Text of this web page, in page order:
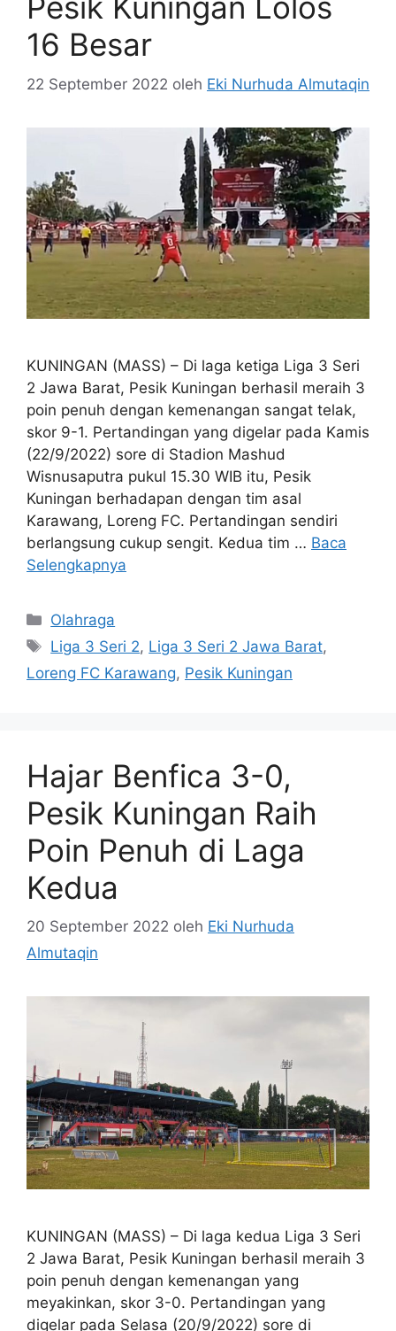
16 Besar
22 September 2022 oleh Eki Nurhuda Almutaqin
KUNINGAN (MASS) – Di laga ketiga Liga 3 Seri
2 Jawa Barat, Pesik Kuningan berhasil meraih 3
poin penuh dengan kemenangan sangat telak,
skor 9-1. Pertandingan yang digelar pada Kamis
(22/9/2022) sore di Stadion Mashud
Wisnusaputra pukul 15.30 WIB itu, Pesik
Kuningan berhadapan dengan tim asal
Karawang, Loreng FC. Pertandingan sendiri
berlangsung cukup sengit. Kedua tim … Baca
Selengkapnya
Kategori
Olahraga
Tag
Liga 3 Seri 2, Liga 3 Seri 2 Jawa Barat,
Loreng FC Karawang, Pesik Kuningan
Hajar Benfica 3-0,
Pesik Kuningan Raih
Poin Penuh di Laga
Kedua
20 September 2022 oleh Eki Nurhuda
Almutaqin
KUNINGAN (MASS) – Di laga kedua Liga 3 Seri
2 Jawa Barat, Pesik Kuningan berhasil meraih 3
poin penuh dengan kemenangan yang
meyakinkan, skor 3-0. Pertandingan yang
digelar pada Selasa (20/9/2022) sore di